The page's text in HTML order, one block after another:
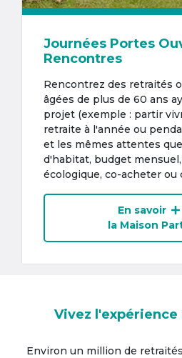
Journées Portes
Rencontres
Rencontrez des retraités
âgées de plus de 60 ans
projet (exemple : partir
retraite à l'année ou
et les mêmes attentes
d'habitat, budget
écologique, co-acheter ou
En savoir
la Maison
Vivez l'expérience
Environ un million de